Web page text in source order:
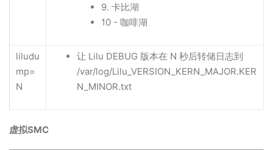
9. 卡比湖
10 - 咖啡湖
liludu
mp=
N
让 Lilu DEBUG 版本在 N 秒后转储日志到
/var/log/Lilu_VERSION_KERN_MAJOR.KER
N_MINOR.txt
虚拟SMC